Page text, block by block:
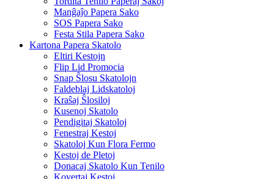
Manĝaĵo Papera Sako
SOS Papera Sako
Festa Stila Papera Sako
Kartona Papera Skatolo
Eltiri Kestojn
Flip Lid Promocia
Snap Ŝlosu Skatolojn
Faldeblaj Lidskatoloj
Kraŝaj Ŝlosiloj
Kusenoj Skatolo
Pendigitaj Skatoloj
Fenestraj Kestoj
Skatoloj Kun Flora Fermo
Kestoj de Pletoj
Donacaj Skatolo Kun Tenilo
Kovertaj Kestoj